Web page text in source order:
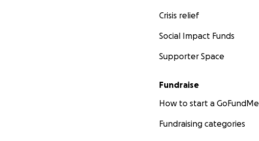
Crisis relief
Social Impact Funds
Supporter Space
Fundraise
How to start a GoFundMe
Fundraising categories